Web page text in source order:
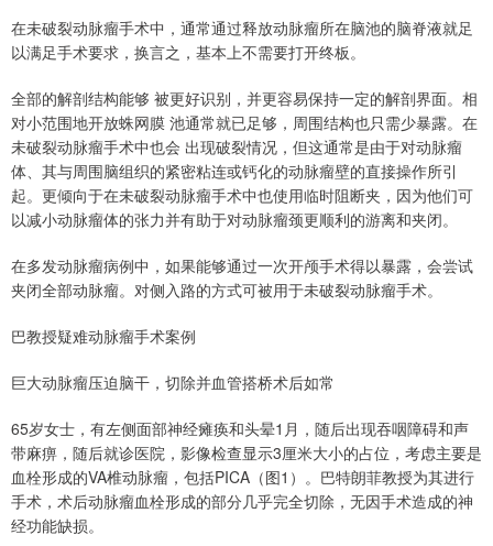
在未破裂动脉瘤⼿术中，通常通过释放动脉瘤所在脑池的脑脊液就⾜
以满⾜⼿术要求，换⾔之，基本上不需要打开终板。
全部的解剖结构能够 被更好识别，并更容易保持⼀定的解剖界⾯。相
对⼩范围地开放蛛⽹膜 池通常就已⾜够，周围结构也只需少暴露。在
未破裂动脉瘤⼿术中也会 出现破裂情况，但这通常是由于对动脉瘤
体、其与周围脑组织的紧密粘连或钙化的动脉瘤壁的直接操作所引
起。更倾向于在未破裂动脉瘤⼿术中也使⽤临时阻断夹，因为他们可
以减⼩动脉瘤体的张⼒并有助于对动脉瘤颈更顺利的游离和夹闭。
在多发动脉瘤病例中，如果能够通过⼀次开颅⼿术得以暴露，会尝试
夹闭全部动脉瘤。对侧⼊路的⽅式可被⽤于未破裂动脉瘤⼿术。
巴教授疑难动脉瘤手术案例
巨大动脉瘤压迫脑干，切除并血管搭桥术后如常
65岁女士，有左侧面部神经瘫痪和头晕1月，随后出现吞咽障碍和声
带麻痹，随后就诊医院，影像检查显示3厘米大小的占位，考虑主要是
血栓形成的VA椎动脉瘤，包括PICA（图1）。巴特朗菲教授为其进行
手术，术后动脉瘤血栓形成的部分几乎完全切除，无因手术造成的神
经功能缺损。